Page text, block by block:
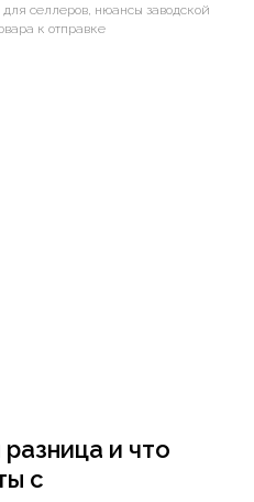
селлеров, нюансы заводской
к отправке
разница и что
с